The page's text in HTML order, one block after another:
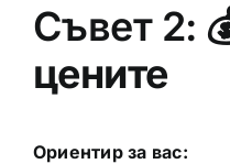
Съвет 2:
цените
Ориентир за вас: